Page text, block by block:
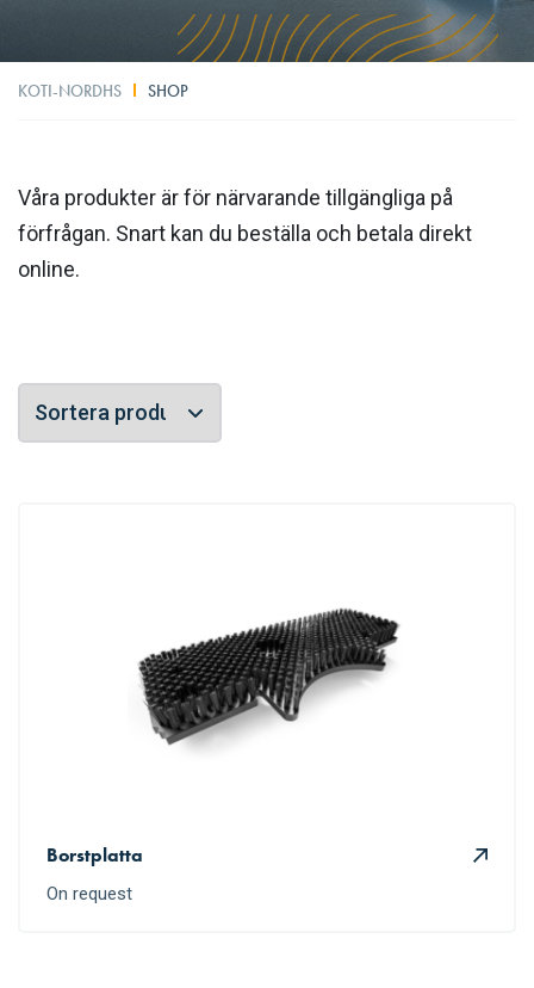
KOTI-NORDHS SHOP
Våra produkter är för närvarande tillgängliga på
förfrågan. Snart kan du beställa och betala direkt
online.
Borstplatta
On request